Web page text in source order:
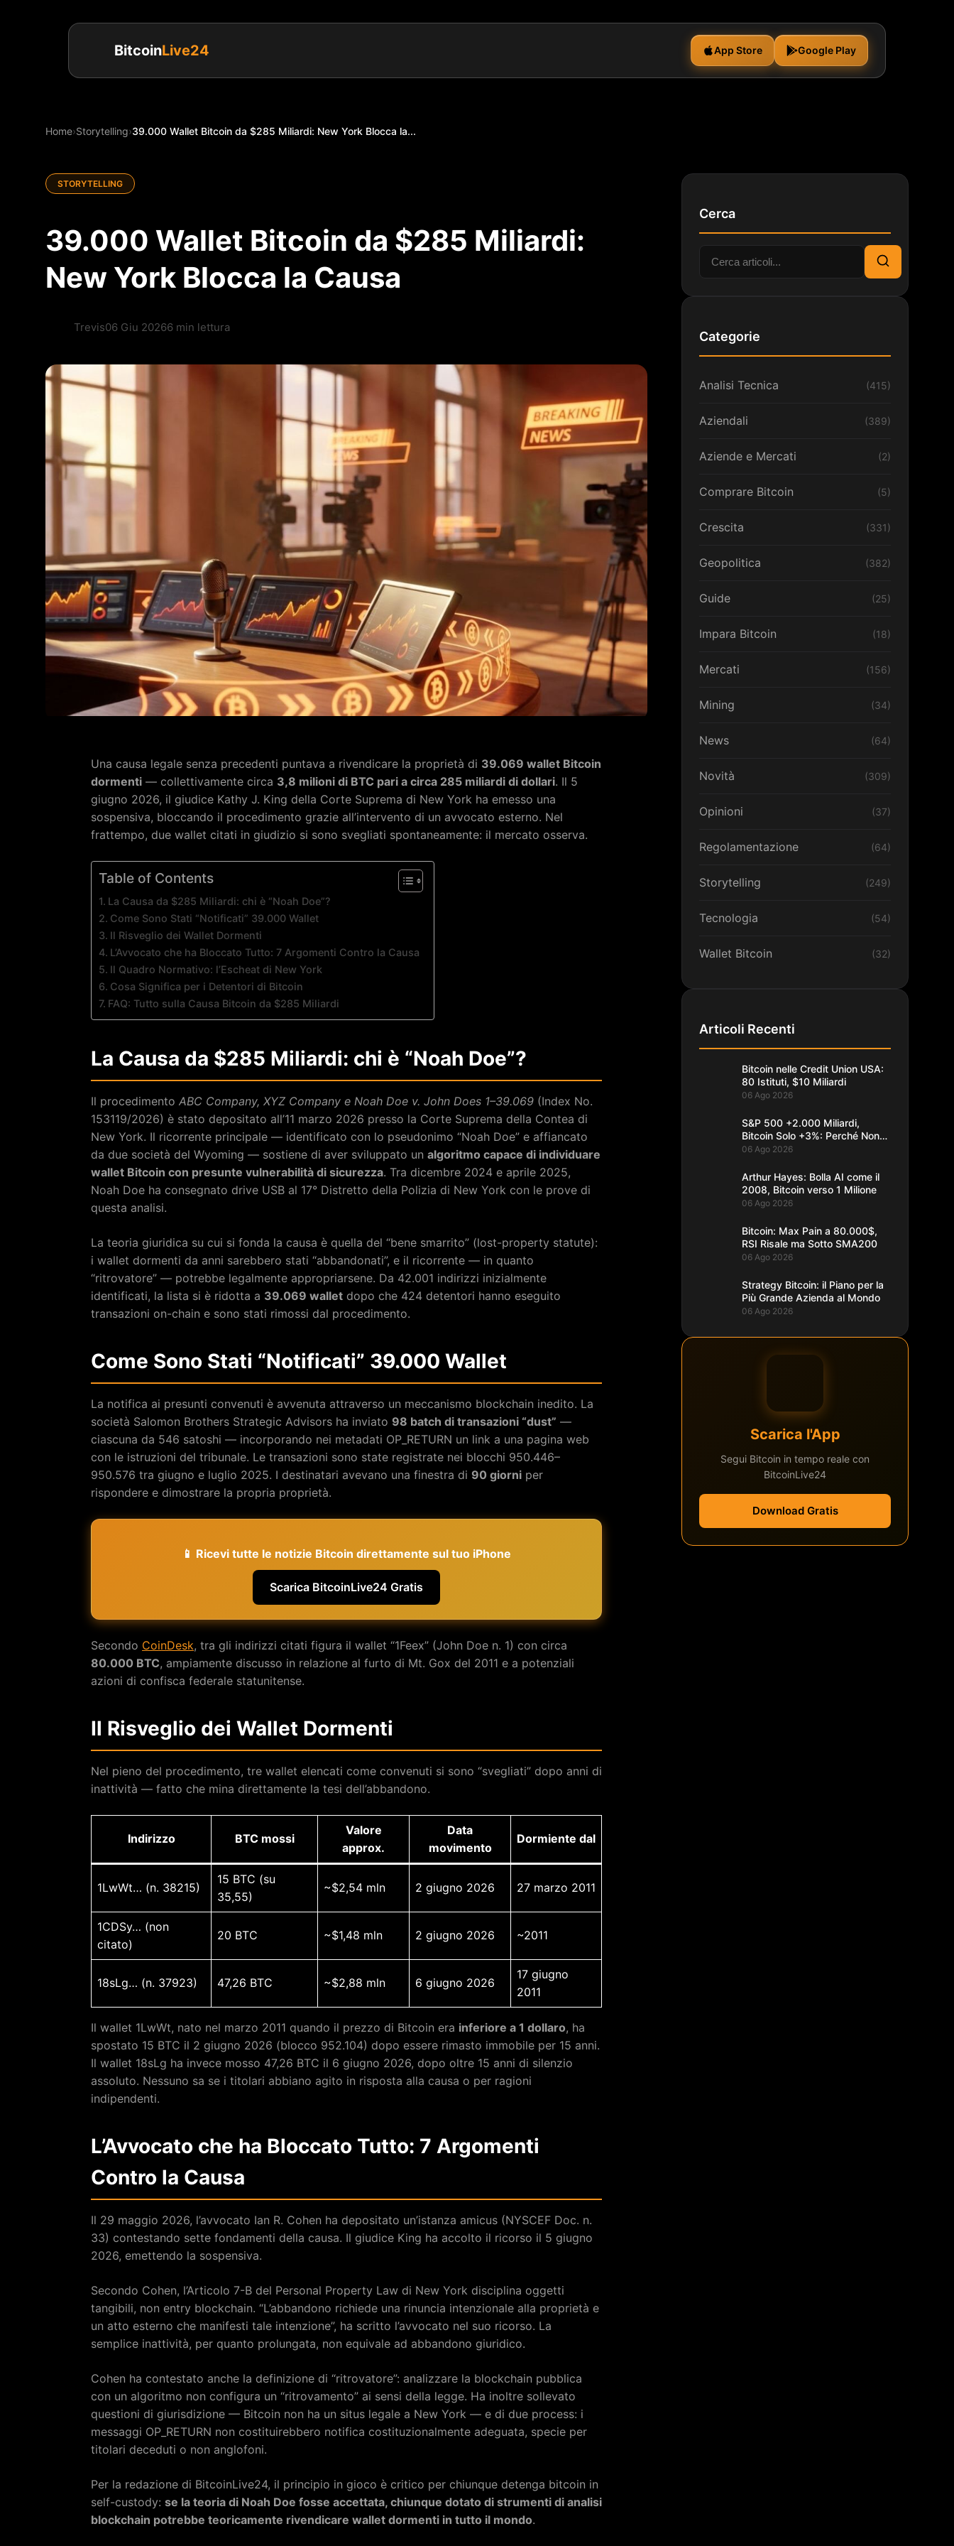
BitcoinLive24 App Store Google Play
Home›Storytelling›39.000 Wallet Bitcoin da $285 Miliardi: New York Blocca la...
STORYTELLING
39.000 Wallet Bitcoin da $285 Miliardi:
New York Blocca la Causa
Trevis06 Giu 20266 min lettura
Una causa legale senza precedenti puntava a rivendicare la proprietà di 39.069 wallet Bitcoin
dormenti — collettivamente circa 3,8 milioni di BTC pari a circa 285 miliardi di dollari. Il 5
giugno 2026, il giudice Kathy J. King della Corte Suprema di New York ha emesso una
sospensiva, bloccando il procedimento grazie all’intervento di un avvocato esterno. Nel
frattempo, due wallet citati in giudizio si sono svegliati spontaneamente: il mercato osserva.
Table of Contents
La Causa da $285 Miliardi: chi è “Noah Doe”?
Come Sono Stati “Notificati” 39.000 Wallet
Il Risveglio dei Wallet Dormenti
L’Avvocato che ha Bloccato Tutto: 7 Argomenti Contro la Causa
Il Quadro Normativo: l’Escheat di New York
Cosa Significa per i Detentori di Bitcoin
FAQ: Tutto sulla Causa Bitcoin da $285 Miliardi
La Causa da $285 Miliardi: chi è “Noah Doe”?
Il procedimento ABC Company, XYZ Company e Noah Doe v. John Does 1–39.069 (Index No.
153119/2026) è stato depositato all’11 marzo 2026 presso la Corte Suprema della Contea di
New York. Il ricorrente principale — identificato con lo pseudonimo “Noah Doe” e affiancato
da due società del Wyoming — sostiene di aver sviluppato un algoritmo capace di individuare
wallet Bitcoin con presunte vulnerabilità di sicurezza. Tra dicembre 2024 e aprile 2025,
Noah Doe ha consegnato drive USB al 17° Distretto della Polizia di New York con le prove di
questa analisi.
La teoria giuridica su cui si fonda la causa è quella del “bene smarrito” (lost-property statute):
i wallet dormenti da anni sarebbero stati “abbandonati”, e il ricorrente — in quanto
“ritrovatore” — potrebbe legalmente appropriarsene. Da 42.001 indirizzi inizialmente
identificati, la lista si è ridotta a 39.069 wallet dopo che 424 detentori hanno eseguito
transazioni on-chain e sono stati rimossi dal procedimento.
Come Sono Stati “Notificati” 39.000 Wallet
La notifica ai presunti convenuti è avvenuta attraverso un meccanismo blockchain inedito. La
società Salomon Brothers Strategic Advisors ha inviato 98 batch di transazioni “dust” —
ciascuna da 546 satoshi — incorporando nei metadati OP_RETURN un link a una pagina web
con le istruzioni del tribunale. Le transazioni sono state registrate nei blocchi 950.446–
950.576 tra giugno e luglio 2025. I destinatari avevano una finestra di 90 giorni per
rispondere e dimostrare la propria proprietà.
📱 Ricevi tutte le notizie Bitcoin direttamente sul tuo iPhone
Scarica BitcoinLive24 Gratis
Secondo CoinDesk, tra gli indirizzi citati figura il wallet “1Feex” (John Doe n. 1) con circa
80.000 BTC, ampiamente discusso in relazione al furto di Mt. Gox del 2011 e a potenziali
azioni di confisca federale statunitense.
Il Risveglio dei Wallet Dormenti
Nel pieno del procedimento, tre wallet elencati come convenuti si sono “svegliati” dopo anni di
inattività — fatto che mina direttamente la tesi dell’abbandono.
Indirizzo BTC mossi
Valore
approx.
Data
movimento
Dormiente dal
1LwWt… (n. 38215)
15 BTC (su
35,55)
~$2,54 mln 2 giugno 2026 27 marzo 2011
1CDSy… (non
citato)
20 BTC ~$1,48 mln 2 giugno 2026 ~2011
18sLg… (n. 37923) 47,26 BTC ~$2,88 mln 6 giugno 2026
17 giugno
2011
Il wallet 1LwWt, nato nel marzo 2011 quando il prezzo di Bitcoin era inferiore a 1 dollaro, ha
spostato 15 BTC il 2 giugno 2026 (blocco 952.104) dopo essere rimasto immobile per 15 anni.
Il wallet 18sLg ha invece mosso 47,26 BTC il 6 giugno 2026, dopo oltre 15 anni di silenzio
assoluto. Nessuno sa se i titolari abbiano agito in risposta alla causa o per ragioni
indipendenti.
L’Avvocato che ha Bloccato Tutto: 7 Argomenti
Contro la Causa
Il 29 maggio 2026, l’avvocato Ian R. Cohen ha depositato un’istanza amicus (NYSCEF Doc. n.
33) contestando sette fondamenti della causa. Il giudice King ha accolto il ricorso il 5 giugno
2026, emettendo la sospensiva.
Secondo Cohen, l’Articolo 7-B del Personal Property Law di New York disciplina oggetti
tangibili, non entry blockchain. “L’abbandono richiede una rinuncia intenzionale alla proprietà e
un atto esterno che manifesti tale intenzione”, ha scritto l’avvocato nel suo ricorso. La
semplice inattività, per quanto prolungata, non equivale ad abbandono giuridico.
Cohen ha contestato anche la definizione di “ritrovatore”: analizzare la blockchain pubblica
con un algoritmo non configura un “ritrovamento” ai sensi della legge. Ha inoltre sollevato
questioni di giurisdizione — Bitcoin non ha un situs legale a New York — e di due process: i
messaggi OP_RETURN non costituirebbero notifica costituzionalmente adeguata, specie per
titolari deceduti o non anglofoni.
Per la redazione di BitcoinLive24, il principio in gioco è critico per chiunque detenga bitcoin in
self-custody: se la teoria di Noah Doe fosse accettata, chiunque dotato di strumenti di analisi
blockchain potrebbe teoricamente rivendicare wallet dormenti in tutto il mondo.
Cerca
Cerca:
Cerca
Categorie
Analisi Tecnica (415)
Aziendali (389)
Aziende e Mercati (2)
Comprare Bitcoin (5)
Crescita (331)
Geopolitica (382)
Guide (25)
Impara Bitcoin (18)
Mercati (156)
Mining (34)
News (64)
Novità (309)
Opinioni (37)
Regolamentazione (64)
Storytelling (249)
Tecnologia (54)
Wallet Bitcoin (32)
Articoli Recenti
Bitcoin nelle Credit Union USA:
80 Istituti, $10 Miliardi
06 Ago 2026
S&P 500 +2.000 Miliardi,
Bitcoin Solo +3%: Perché Non
Segue
06 Ago 2026
Arthur Hayes: Bolla AI come il
2008, Bitcoin verso 1 Milione
06 Ago 2026
Bitcoin: Max Pain a 80.000$,
RSI Risale ma Sotto SMA200
06 Ago 2026
Strategy Bitcoin: il Piano per la
Più Grande Azienda al Mondo
06 Ago 2026
Scarica l'App
Segui Bitcoin in tempo reale con
BitcoinLive24
Download Gratis